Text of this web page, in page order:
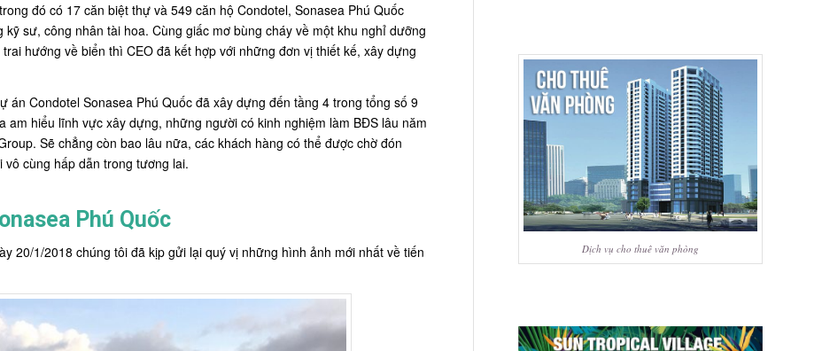
đó có 17 căn biệt thự và 549 căn hộ Condotel, Sonasea Phú Quốc
sư, công nhân tài hoa. Cùng giấc mơ bùng cháy về một khu nghỉ dưỡng
hướng về biển thì CEO đã kết hợp với những đơn vị thiết kế, xây dựng
án Condotel Sonasea Phú Quốc đã xây dựng đến tầng 4 trong tổng số 9
hiểu lĩnh vực xây dựng, những người có kinh nghiệm làm BĐS lâu năm
Sẽ chẳng còn bao lâu nữa, các khách hàng có thể được chờ đón
cùng hấp dẫn trong tương lai.
Phú Quốc
20/1/2018 chúng tôi đã kịp gửi lại quý vị những hình ảnh mới nhất về tiến
Dịch vụ cho thuê văn phòng